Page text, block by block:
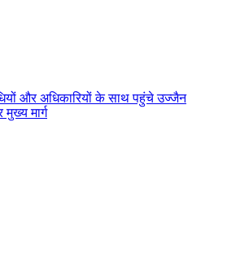
और अधिकारियों के साथ पहुंचे उज्जैन
मार्ग